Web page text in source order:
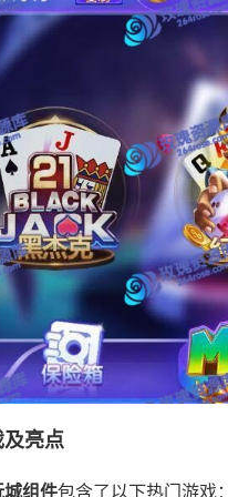
亮点
城组件包含了以下热门游戏